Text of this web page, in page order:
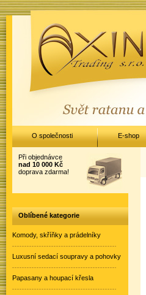
Při objednávce
nad 10 000 Kč
doprava zdarma!
Oblíbené kategorie
Komody, skříňky a prádelníky
Luxusní sedací soupravy a pohovky
Papasany a houpací křesla
O společnosti E-shop